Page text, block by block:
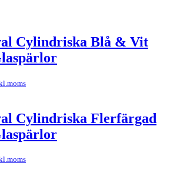
Cylindriska Blå & Vit
Cylindriska Flerfärgad